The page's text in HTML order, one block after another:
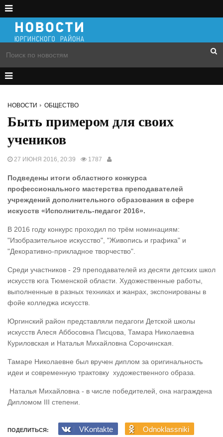
НОВОСТИ ОБЩЕСТВО
Быть примером для своих
учеников
27 ИЮНЯ 2016, 20:39 1787
Подведены итоги областного конкурса
профессионального мастерства преподавателей
учреждений дополнительного образования в сфере
искусств «Исполнитель-педагог 2016».
В 2016 году конкурс проходил по трём номинациям:
"Изобразительное искусство", "Живопись​ и графика" и
"Декоративно-прикладное творчество".
Среди участников - 29 преподавателей из десяти детских школ
искусств юга Тюменской области. Художественные работы,
выполненные в разных техниках и жанрах, экспонированы в
фойе колледжа искусств.
Юргинский район представляли педагоги Детской школы
искусств Алеся Аббосовна Писцова, Тамара Николаевна
Куриловская и Наталья Михайловна Сорочинская.
Тамаре Николаевне был вручен диплом за оригинальность
идеи и современную трактовку художественного образа.
Наталья Михайловна - в числе победителей, она награждена
Дипломом III степени.
ПОДЕЛИТЬСЯ: VKontakte Odnoklassniki